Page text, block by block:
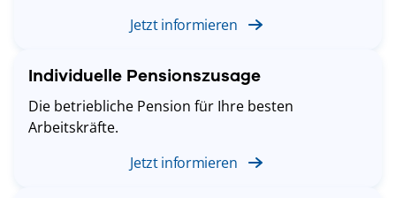
Jetzt informieren
Jetzt informieren
Individuelle Pensionszusage
Die betriebliche Pension für Ihre besten
Arbeitskräfte.